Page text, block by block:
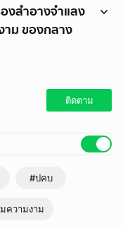
งสำอางจำแลง
ม ของกลาง
ผบช.ก. สั่งการ พล.ต.ต.คง
ทอง ผกก.4 บก.ปคบ. ร่วม
นำกำลังพร้อมหมายศาล
านซอยนวมินทร์ 111 แขวง
จำหน่าย ซึ่งเป็นบ้านพักใน
อแพทย์ รวมจำนวน
ติดตาม
#ปคบ
ความงาม